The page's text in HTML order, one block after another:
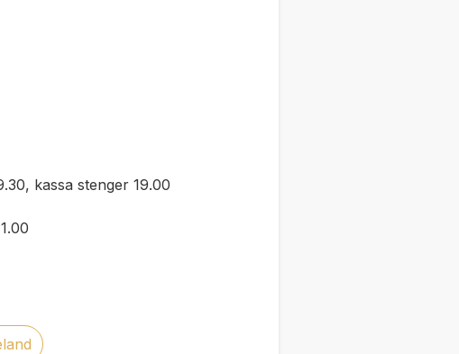
kassa stenger 19.00